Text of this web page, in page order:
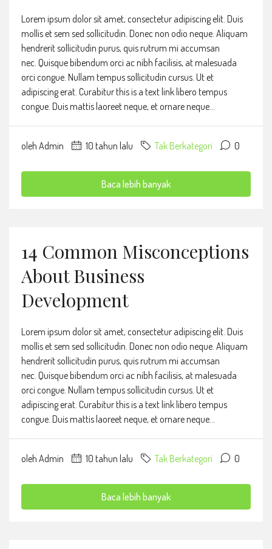
Lorem ipsum dolor sit amet, consectetur adipiscing elit. Duis
mollis et sem sed sollicitudin. Donec non odio neque. Aliquam
hendrerit sollicitudin purus, quis rutrum mi accumsan
nec. Quisque bibendum orci ac nibh facilisis, at malesuada
orci congue. Nullam tempus sollicitudin cursus. Ut et
adipiscing erat. Curabitur this is a text link libero tempus
congue. Duis mattis laoreet neque, et ornare neque...
oleh Admin 10 tahun lalu Tak Berkategori 0
Baca lebih banyak
14 Common Misconceptions
About Business
Development
Lorem ipsum dolor sit amet, consectetur adipiscing elit. Duis
mollis et sem sed sollicitudin. Donec non odio neque. Aliquam
hendrerit sollicitudin purus, quis rutrum mi accumsan
nec. Quisque bibendum orci ac nibh facilisis, at malesuada
orci congue. Nullam tempus sollicitudin cursus. Ut et
adipiscing erat. Curabitur this is a text link libero tempus
congue. Duis mattis laoreet neque, et ornare neque...
oleh Admin 10 tahun lalu Tak Berkategori 0
Baca lebih banyak